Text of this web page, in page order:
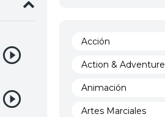
Acción
Action & Adventure
Animación
Artes Marciales